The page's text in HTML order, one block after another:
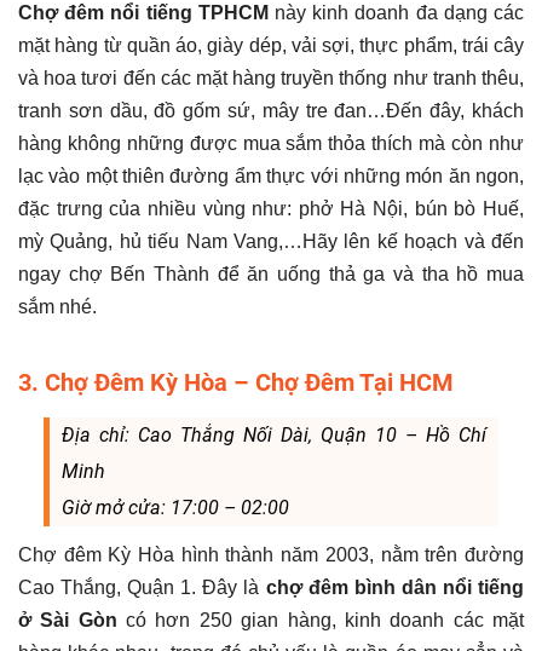
Chợ đêm nổi tiếng TPHCM này kinh doanh đa dạng các
mặt hàng từ quần áo, giày dép, vải sợi, thực phẩm, trái cây
và hoa tươi đến các mặt hàng truyền thống như tranh thêu,
tranh sơn dầu, đồ gốm sứ, mây tre đan…Đến đây, khách
hàng không những được mua sắm thỏa thích mà còn như
lạc vào một thiên đường ẩm thực với những món ăn ngon,
đặc trưng của nhiều vùng như: phở Hà Nội, bún bò Huế,
mỳ Quảng, hủ tiếu Nam Vang,…Hãy lên kế hoạch và đến
ngay chợ Bến Thành để ăn uống thả ga và tha hồ mua
sắm nhé.
3. Chợ Đêm Kỳ Hòa – Chợ Đêm Tại HCM
Địa chỉ: Cao Thắng Nối Dài, Quận 10 – Hồ Chí
Minh
Giờ mở cửa: 17:00 – 02:00
Chợ đêm Kỳ Hòa hình thành năm 2003, nằm trên đường
Cao Thắng, Quận 1. Đây là chợ đêm bình dân nổi tiếng
ở Sài Gòncó hơn 250 gian hàng, kinh doanh các mặt